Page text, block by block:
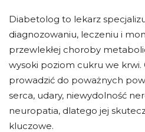
Diabetolog to lekarz
diagnozowaniu, leczeniu i
przewlekłej choroby
wysoki poziom cukru we krwi.
prowadzić do poważnych
serca, udary, niewydolność
neuropatia, dlatego jej
kluczowe.